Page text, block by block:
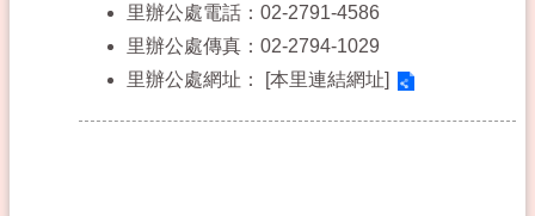
里辦公處電話：02-2791-4586
里辦公處傳真：02-2794-1029
里辦公處網址：
[本里連結網址]